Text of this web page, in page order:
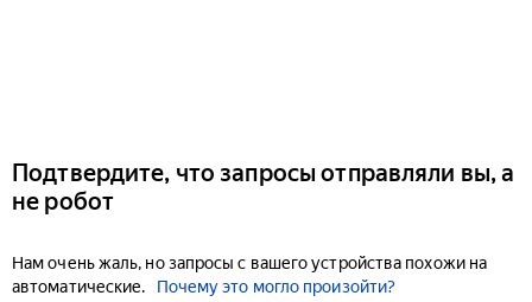
Подтвердите, что запросы отправляли вы, а
не робот
Нам очень жаль, но запросы с вашего устройства похожи на
автоматические.
Почему это могло произойти?